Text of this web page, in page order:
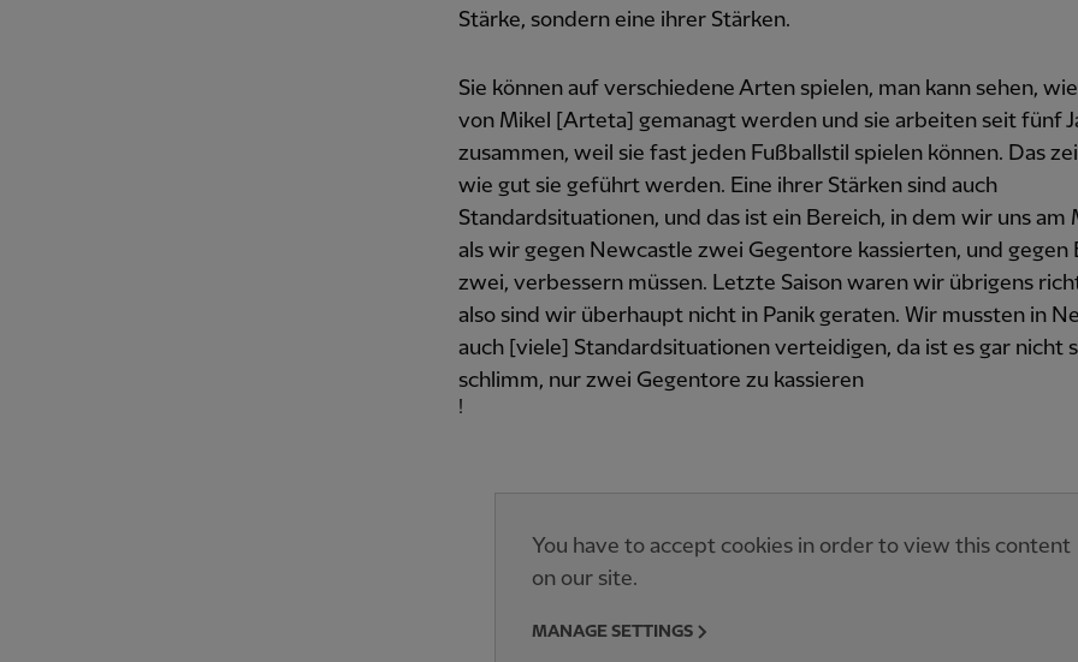
Stärke, sondern eine ihrer Stärken.
Sie können auf verschiedene Arten spielen, man kann sehen,
von Mikel [Arteta] gemanagt werden und sie arbeiten seit fünf
zusammen, weil sie fast jeden Fußballstil spielen können. Das
wie gut sie geführt werden. Eine ihrer Stärken sind auch
Standardsituationen, und das ist ein Bereich, in dem wir uns am
als wir gegen Newcastle zwei Gegentore kassierten, und gegen
zwei, verbessern müssen. Letzte Saison waren wir übrigens
also sind wir überhaupt nicht in Panik geraten. Wir mussten in
auch [viele] Standardsituationen verteidigen, da ist es gar nicht
schlimm, nur zwei Gegentore zu kassieren
!
You have to accept cookies in order to view this content
on our site.
MANAGE SETTINGS